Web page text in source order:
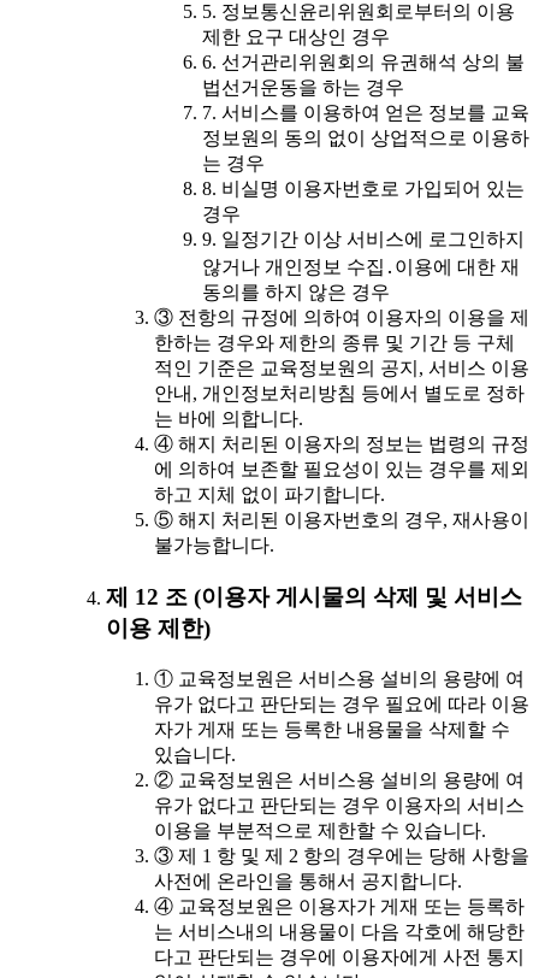
5. 정보통신윤리위원회로부터의 이용
제한 요구 대상인 경우
6. 선거관리위원회의 유권해석 상의 불
법선거운동을 하는 경우
7. 서비스를 이용하여 얻은 정보를 교육
정보원의 동의 없이 상업적으로 이용하
는 경우
8. 비실명 이용자번호로 가입되어 있는
경우
9. 일정기간 이상 서비스에 로그인하지
않거나 개인정보 수집․이용에 대한 재
동의를 하지 않은 경우
③ 전항의 규정에 의하여 이용자의 이용을 제
한하는 경우와 제한의 종류 및 기간 등 구체
적인 기준은 교육정보원의 공지, 서비스 이용
안내, 개인정보처리방침 등에서 별도로 정하
는 바에 의합니다.
④ 해지 처리된 이용자의 정보는 법령의 규정
에 의하여 보존할 필요성이 있는 경우를 제외
하고 지체 없이 파기합니다.
⑤ 해지 처리된 이용자번호의 경우, 재사용이
불가능합니다.
제 12 조 (이용자 게시물의 삭제 및 서비스
이용 제한)
① 교육정보원은 서비스용 설비의 용량에 여
유가 없다고 판단되는 경우 필요에 따라 이용
자가 게재 또는 등록한 내용물을 삭제할 수
있습니다.
② 교육정보원은 서비스용 설비의 용량에 여
유가 없다고 판단되는 경우 이용자의 서비스
이용을 부분적으로 제한할 수 있습니다.
③ 제 1 항 및 제 2 항의 경우에는 당해 사항을
사전에 온라인을 통해서 공지합니다.
④ 교육정보원은 이용자가 게재 또는 등록하
는 서비스내의 내용물이 다음 각호에 해당한
다고 판단되는 경우에 이용자에게 사전 통지